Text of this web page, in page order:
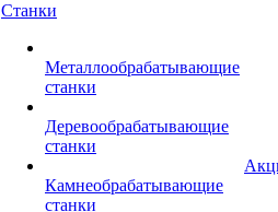
Станки
Металлообрабатывающие
станки
Деревообрабатывающие
станки
Камнеобрабатывающие
станки